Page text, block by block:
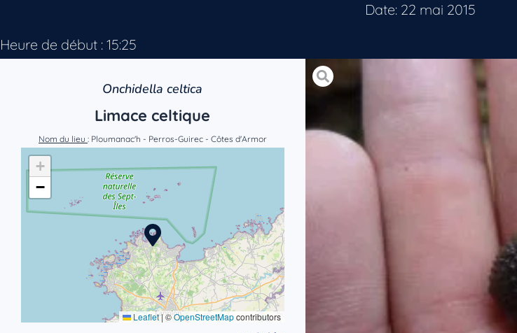
Date: 22 mai 2015
Heure de début : 15:25
Onchidella celtica
Limace celtique
Nom du lieu : Ploumanac'h - Perros-Guirec - Côtes d'Armor
+
−
Leaflet|©OpenStreetMapcontributors